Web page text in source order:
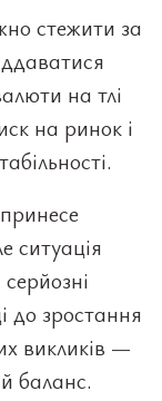
стежити за
на тлі
на ринок і
ситуація
до зростання
викликів —
баланс.